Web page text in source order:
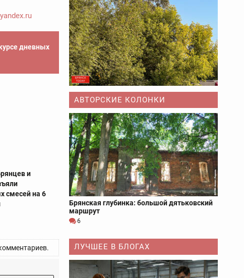
дневных
и
смесей на 6
АВТОРСКИЕ КОЛОНКИ
Брянская глубинка: большой дятьковский
маршрут
6
ЛУЧШЕЕ В БЛОГАХ